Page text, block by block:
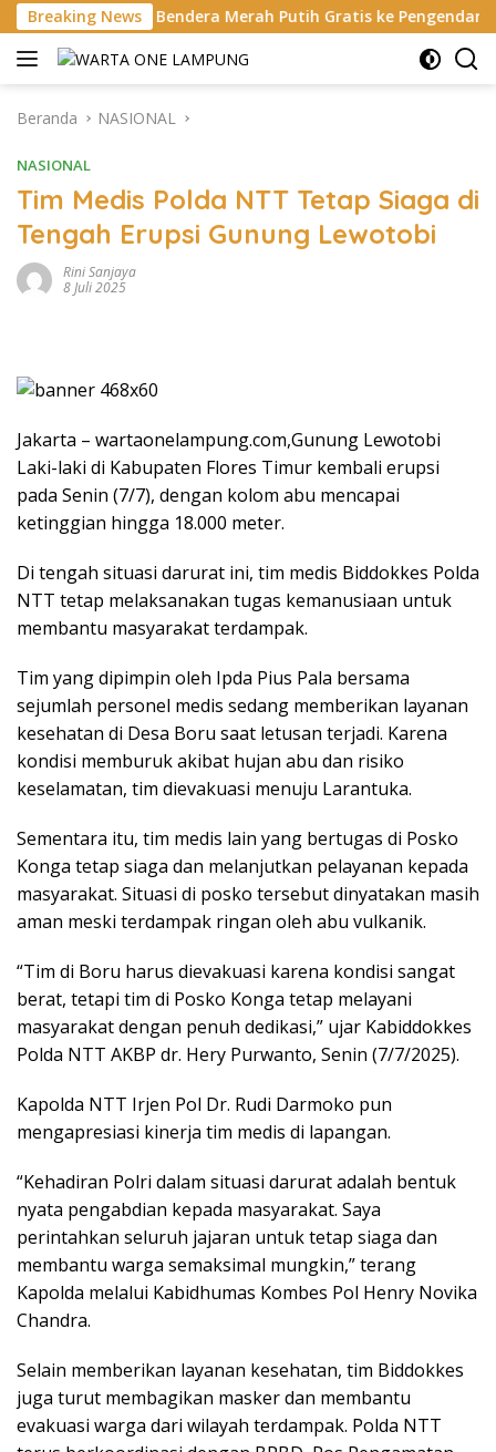
Langsung
ke
konten
Breaking News
Bendera Merah Putih Gratis ke Pengendara Bukan di
Beranda NASIONAL
NASIONAL
Tim Medis Polda NTT Tetap Siaga di
Tengah Erupsi Gunung Lewotobi
Rini Sanjaya
8 Juli 2025
Jakarta – wartaonelampung.com,Gunung Lewotobi
Laki-laki di Kabupaten Flores Timur kembali erupsi
pada Senin (7/7), dengan kolom abu mencapai
ketinggian hingga 18.000 meter.
Di tengah situasi darurat ini, tim medis Biddokkes Polda
NTT tetap melaksanakan tugas kemanusiaan untuk
membantu masyarakat terdampak.
Tim yang dipimpin oleh Ipda Pius Pala bersama
sejumlah personel medis sedang memberikan layanan
kesehatan di Desa Boru saat letusan terjadi. Karena
kondisi memburuk akibat hujan abu dan risiko
keselamatan, tim dievakuasi menuju Larantuka.
Sementara itu, tim medis lain yang bertugas di Posko
Konga tetap siaga dan melanjutkan pelayanan kepada
masyarakat. Situasi di posko tersebut dinyatakan masih
aman meski terdampak ringan oleh abu vulkanik.
“Tim di Boru harus dievakuasi karena kondisi sangat
berat, tetapi tim di Posko Konga tetap melayani
masyarakat dengan penuh dedikasi,” ujar Kabiddokkes
Polda NTT AKBP dr. Hery Purwanto, Senin (7/7/2025).
Kapolda NTT Irjen Pol Dr. Rudi Darmoko pun
mengapresiasi kinerja tim medis di lapangan.
“Kehadiran Polri dalam situasi darurat adalah bentuk
nyata pengabdian kepada masyarakat. Saya
perintahkan seluruh jajaran untuk tetap siaga dan
membantu warga semaksimal mungkin,” terang
Kapolda melalui Kabidhumas Kombes Pol Henry Novika
Chandra.
Selain memberikan layanan kesehatan, tim Biddokkes
juga turut membagikan masker dan membantu
evakuasi warga dari wilayah terdampak. Polda NTT